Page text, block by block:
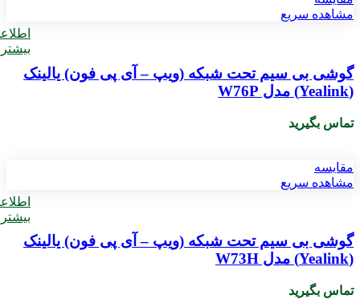
مشاهده سریع
بیشتر
گوشی بی‌ سیم تحت شبکه (ویپ – آی پی فون) یالینک
(Yealink) مدل W76P
تماس بگیرید
مقایسه
مشاهده سریع
بیشتر
گوشی بی‌ سیم تحت شبکه (ویپ – آی پی فون) یالینک
(Yealink) مدل W73H
تماس بگیرید